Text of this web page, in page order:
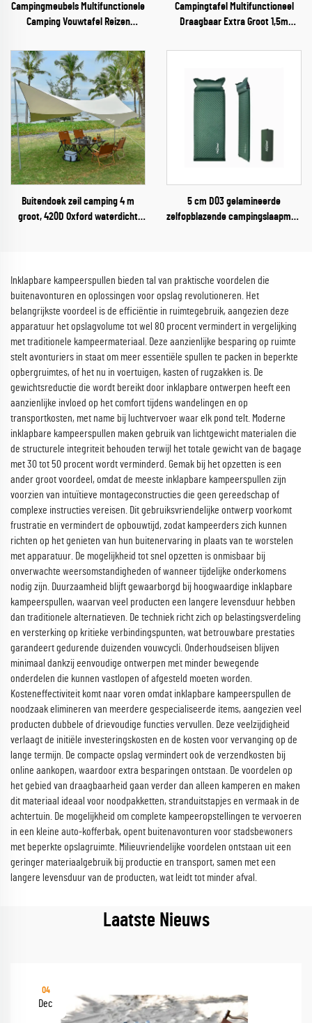
Campingmeubels Multifunctionele
Camping Vouwtafel Reizen
Opbergtafel
Campingtafel Multifunctioneel
Draagbaar Extra Groot 1,5m
Buitendoek zeil camping 4 m
groot, 420D Oxford waterdicht
5 cm D03 gelamineerde
zelfopblazende campingslaapmat,
Inklapbare kampeerspullen bieden tal van praktische voordelen die
buitenavonturen en oplossingen voor opslag revolutioneren. Het
belangrijkste voordeel is de efficiëntie in ruimtegebruik, aangezien deze
apparatuur het opslagvolume tot wel 80 procent vermindert in vergelijking
met traditionele kampeermateriaal. Deze aanzienlijke besparing op ruimte
stelt avonturiers in staat om meer essentiële spullen te packen in beperkte
opbergruimtes, of het nu in voertuigen, kasten of rugzakken is. De
gewichtsreductie die wordt bereikt door inklapbare ontwerpen heeft een
aanzienlijke invloed op het comfort tijdens wandelingen en op
transportkosten, met name bij luchtvervoer waar elk pond telt. Moderne
inklapbare kampeerspullen maken gebruik van lichtgewicht materialen die
de structurele integriteit behouden terwijl het totale gewicht van de bagage
met 30 tot 50 procent wordt verminderd. Gemak bij het opzetten is een
ander groot voordeel, omdat de meeste inklapbare kampeerspullen zijn
voorzien van intuïtieve montageconstructies die geen gereedschap of
complexe instructies vereisen. Dit gebruiksvriendelijke ontwerp voorkomt
frustratie en vermindert de opbouwtijd, zodat kampeerders zich kunnen
richten op het genieten van hun buitenervaring in plaats van te worstelen
met apparatuur. De mogelijkheid tot snel opzetten is onmisbaar bij
onverwachte weersomstandigheden of wanneer tijdelijke onderkomens
nodig zijn. Duurzaamheid blijft gewaarborgd bij hoogwaardige inklapbare
kampeerspullen, waarvan veel producten een langere levensduur hebben
dan traditionele alternatieven. De techniek richt zich op belastingsverdeling
en versterking op kritieke verbindingspunten, wat betrouwbare prestaties
garandeert gedurende duizenden vouwcycli. Onderhoudseisen blijven
minimaal dankzij eenvoudige ontwerpen met minder bewegende
onderdelen die kunnen vastlopen of afgesteld moeten worden.
Kosteneffectiviteit komt naar voren omdat inklapbare kampeerspullen de
noodzaak elimineren van meerdere gespecialiseerde items, aangezien veel
producten dubbele of drievoudige functies vervullen. Deze veelzijdigheid
verlaagt de initiële investeringskosten en de kosten voor vervanging op de
lange termijn. De compacte opslag vermindert ook de verzendkosten bij
online aankopen, waardoor extra besparingen ontstaan. De voordelen op
het gebied van draagbaarheid gaan verder dan alleen kamperen en maken
dit materiaal ideaal voor noodpakketten, stranduitstapjes en vermaak in de
achtertuin. De mogelijkheid om complete kampeeropstellingen te vervoeren
in een kleine auto-kofferbak, opent buitenavonturen voor stadsbewoners
met beperkte opslagruimte. Milieuvriendelijke voordelen ontstaan uit een
geringer materiaalgebruik bij productie en transport, samen met een
langere levensduur van de producten, wat leidt tot minder afval.
Laatste Nieuws
04
Dec